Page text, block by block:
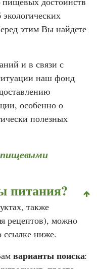
этим Вы найдете
и в связи с
наш фонд
особенно о
полезных
пищевыми
питания?
также
рецептов), можно
ссылке ниже.
варианты поиска: